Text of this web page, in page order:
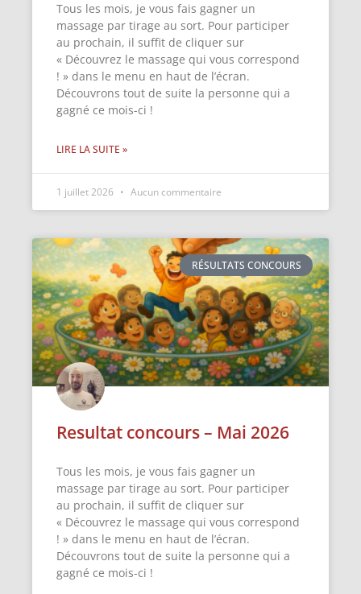
Tous les mois, je vous fais gagner un
massage par tirage au sort. Pour participer
au prochain, il suffit de cliquer sur
« Découvrez le massage qui vous correspond
! » dans le menu en haut de l’écran.
Découvrons tout de suite la personne qui a
gagné ce mois-ci !
LIRE LA SUITE »
1 juillet 2026 Aucun commentaire
RÉSULTATS CONCOURS
Resultat concours – Mai 2026
Tous les mois, je vous fais gagner un
massage par tirage au sort. Pour participer
au prochain, il suffit de cliquer sur
« Découvrez le massage qui vous correspond
! » dans le menu en haut de l’écran.
Découvrons tout de suite la personne qui a
gagné ce mois-ci !